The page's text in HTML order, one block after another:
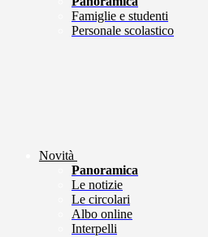
Famiglie e studenti
Personale scolastico
Novità
Panoramica
Le notizie
Le circolari
Albo online
Interpelli